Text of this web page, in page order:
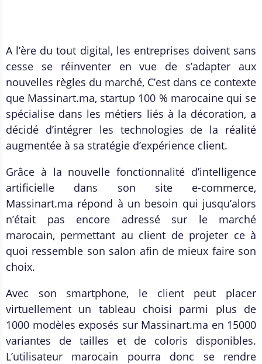
A l’ère du tout digital, les entreprises doivent sans
cesse se réinventer en vue de s’adapter aux
nouvelles règles du marché, C’est dans ce contexte
que Massinart.ma, startup 100 % marocaine qui se
spécialise dans les métiers liés à la décoration, a
décidé d’intégrer les technologies de la réalité
augmentée à sa stratégie d’expérience client.
Grâce à la nouvelle fonctionnalité d’intelligence
artificielle dans son site e-commerce,
Massinart.ma répond à un besoin qui jusqu’alors
n’était pas encore adressé sur le marché
marocain, permettant au client de projeter ce à
quoi ressemble son salon afin de mieux faire son
choix.
Avec son smartphone, le client peut placer
virtuellement un tableau choisi parmi plus de
1000 modèles exposés sur Massinart.ma en 15000
variantes de tailles et de coloris disponibles.
L’utilisateur marocain pourra donc se rendre